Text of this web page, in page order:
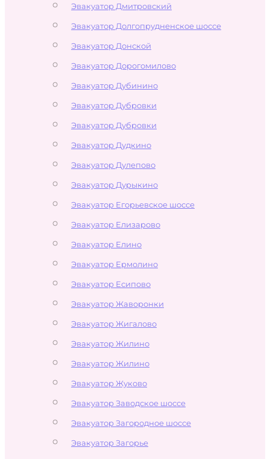
Эвакуатор Дмитровский
Эвакуатор Долгопрудненское шоссе
Эвакуатор Донской
Эвакуатор Дорогомилово
Эвакуатор Дубинино
Эвакуатор Дубровки
Эвакуатор Дубровки
Эвакуатор Дудкино
Эвакуатор Дулепово
Эвакуатор Дурыкино
Эвакуатор Егорьевское шоссе
Эвакуатор Елизарово
Эвакуатор Елино
Эвакуатор Ермолино
Эвакуатор Есипово
Эвакуатор Жаворонки
Эвакуатор Жигалово
Эвакуатор Жилино
Эвакуатор Жилино
Эвакуатор Жуково
Эвакуатор Заводское шоссе
Эвакуатор Загородное шоссе
Эвакуатор Загорье